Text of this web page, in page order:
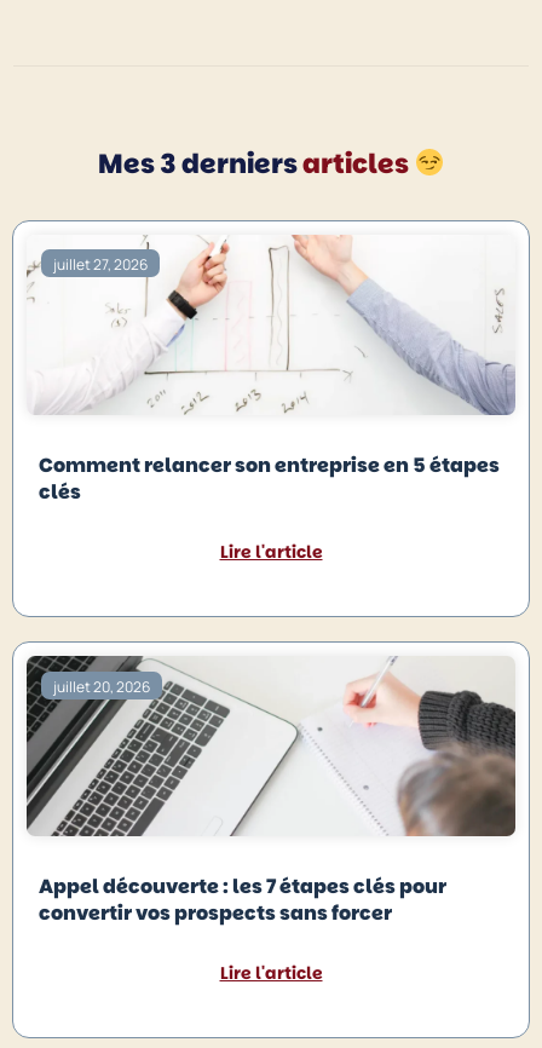
Mes 3 derniersarticles
juillet 27, 2026
Comment relancer son entreprise en 5 étapes
clés
Lire l'article
juillet 20, 2026
Appel découverte : les 7 étapes clés pour
convertir vos prospects sans forcer
Lire l'article